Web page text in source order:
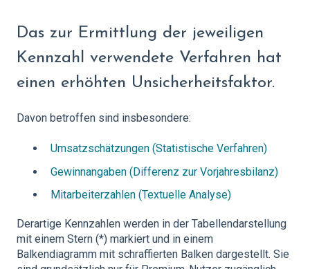
Das zur Ermittlung der jeweiligen
Kennzahl verwendete Verfahren hat
einen erhöhten Unsicherheitsfaktor.
Davon betroffen sind insbesondere:
Umsatzschätzungen (Statistische Verfahren)
Gewinnangaben (Differenz zur Vorjahresbilanz)
Mitarbeiterzahlen (Textuelle Analyse)
Derartige Kennzahlen werden in der Tabellendarstellung
mit einem Stern (*) markiert und in einem
Balkendiagramm mit schraffierten Balken dargestellt. Sie